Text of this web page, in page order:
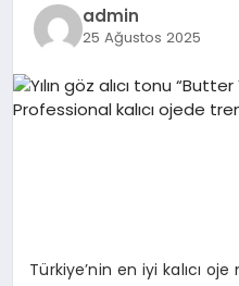
EKONOMI
EĞITIM
admin
25 Ağustos 2025
Türkiye’nin en iyi kalıcı